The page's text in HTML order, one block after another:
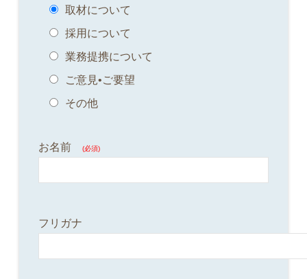
取材について
採用について
業務提携について
ご意見•ご要望
その他
お名前 (必須)
フリガナ